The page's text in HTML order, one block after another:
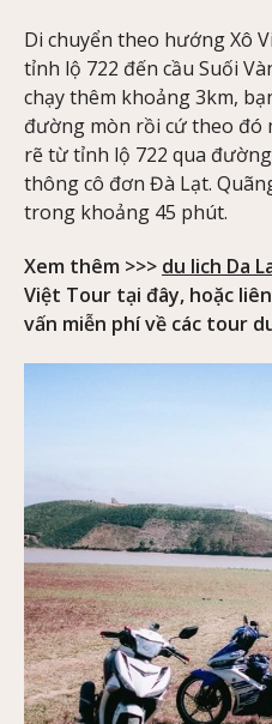
Di chuyển theo hướng Xô
tỉnh lộ 722 đến cầu Suối
chạy thêm khoảng 3km,
đường mòn rồi cứ theo đó
rẽ từ tỉnh lộ 722 qua
thông cô đơn Đà Lạt.
trong khoảng 45 phút.
Xem thêm >>> du lich Da
Việt Tour tại đây, hoặc
vấn miễn phí về các tour